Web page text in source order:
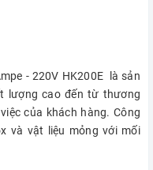
- 220V HK200E là sản
lượng cao đến từ thương
của khách hàng. Công
và vật liệu mỏng với mối